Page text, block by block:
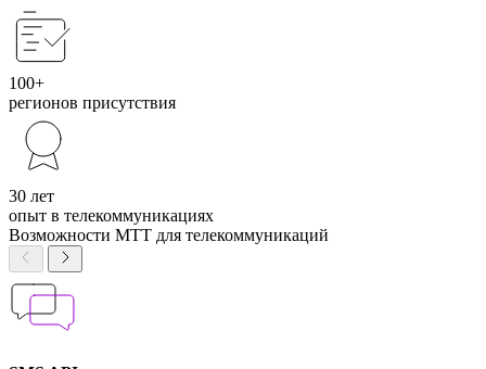
100+
регионов присутствия
30 лет
опыт в телекоммуникациях
Возможности МТТ для телекоммуникаций